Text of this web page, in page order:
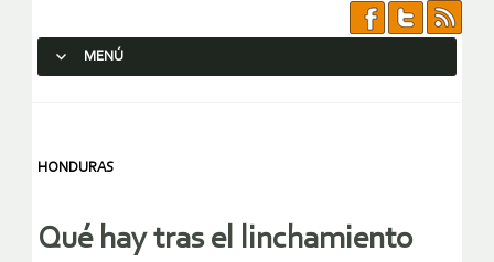
MENÚ
HONDURAS
Qué hay tras el linchamiento